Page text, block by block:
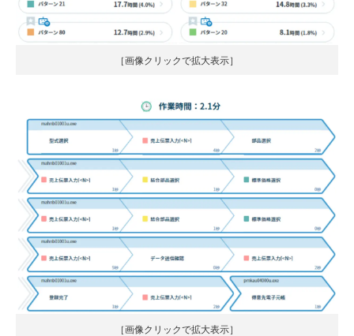
［画像クリックで拡大表示］
［画像クリックで拡大表示］